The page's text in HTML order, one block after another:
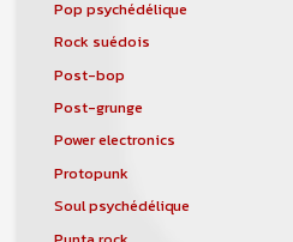
Pop psychédélique
Rock suédois
Post-bop
Post-grunge
Power electronics
Protopunk
Soul psychédélique